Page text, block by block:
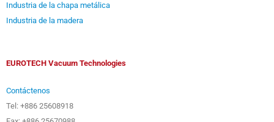
Industria de la chapa metálica
Industria de la madera
EUROTECH Vacuum Technologies
Contáctenos
Tel: +886 25608918